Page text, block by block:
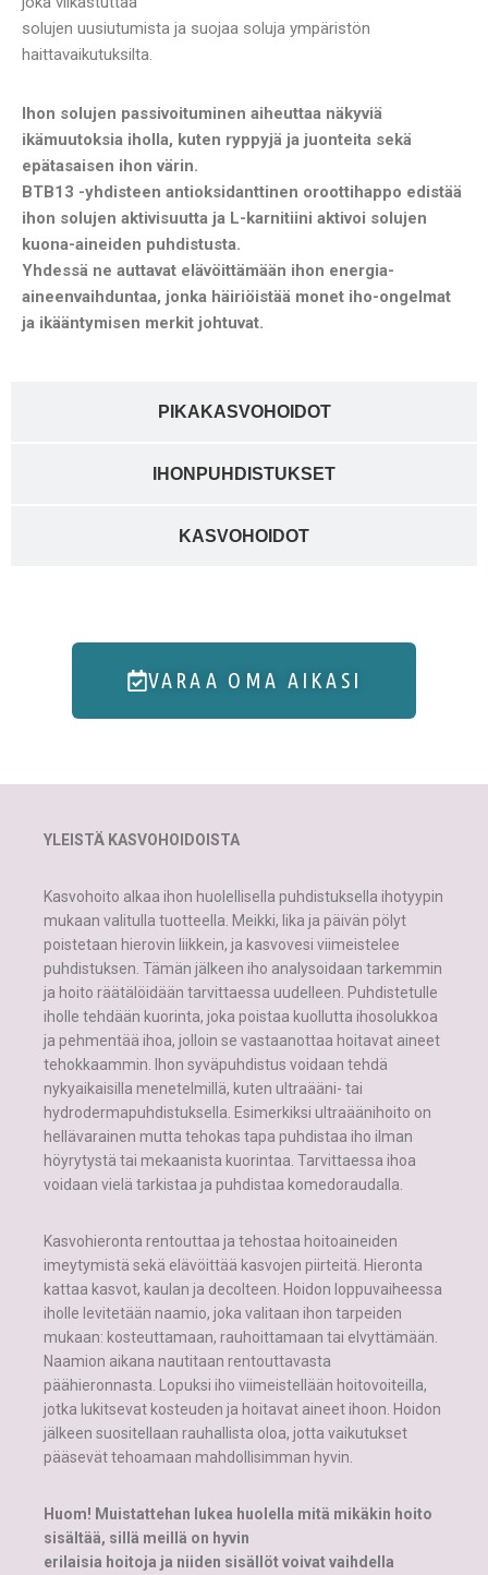
PIKAKASVOHOIDOT
IHONPUHDISTUKSET
KASVOHOIDOT
solujen uusiutumista ja suojaa soluja ympäristön
haittavaikutuksilta.
Ihon solujen passivoituminen aiheuttaa näkyviä
ikämuutoksia iholla, kuten ryppyjä ja juonteita sekä
epätasaisen ihon värin.
BTB13 -yhdisteen antioksidanttinen oroottihappo edistää
ihon solujen aktivisuutta ja L-karnitiini aktivoi solujen
kuona-aineiden puhdistusta.
Yhdessä ne auttavat elävöittämään ihon energia-
aineenvaihduntaa, jonka häiriöistää monet iho-ongelmat
ja ikääntymisen merkit johtuvat.
VARAA OMA AIKASI
YLEISTÄ KASVOHOIDOISTA
Kasvohoito alkaa ihon huolellisella puhdistuksella ihotyypin
mukaan valitulla tuotteella. Meikki, lika ja päivän pölyt
poistetaan hierovin liikkein, ja kasvovesi viimeistelee
puhdistuksen. Tämän jälkeen iho analysoidaan tarkemmin
ja hoito räätälöidään tarvittaessa uudelleen. Puhdistetulle
iholle tehdään kuorinta, joka poistaa kuollutta ihosolukkoa
ja pehmentää ihoa, jolloin se vastaanottaa hoitavat aineet
tehokkaammin. Ihon syväpuhdistus voidaan tehdä
nykyaikaisilla menetelmillä, kuten ultraääni- tai
hydrodermapuhdistuksella. Esimerkiksi ultraäänihoito on
hellävarainen mutta tehokas tapa puhdistaa iho ilman
höyrytystä tai mekaanista kuorintaa. Tarvittaessa ihoa
voidaan vielä tarkistaa ja puhdistaa komedoraudalla.
Kasvohieronta rentouttaa ja tehostaa hoitoaineiden
imeytymistä sekä elävöittää kasvojen piirteitä. Hieronta
kattaa kasvot, kaulan ja decolteen. Hoidon loppuvaiheessa
iholle levitetään naamio, joka valitaan ihon tarpeiden
mukaan: kosteuttamaan, rauhoittamaan tai elvyttämään.
Naamion aikana nautitaan rentouttavasta
päähieronnasta. Lopuksi iho viimeistellään hoitovoiteilla,
jotka lukitsevat kosteuden ja hoitavat aineet ihoon. Hoidon
jälkeen suositellaan rauhallista oloa, jotta vaikutukset
pääsevät tehoamaan mahdollisimman hyvin.
Huom! Muistattehan lukea huolella mitä mikäkin hoito
sisältää, sillä meillä on hyvin
erilaisia hoitoja ja niiden sisällöt voivat vaihdella